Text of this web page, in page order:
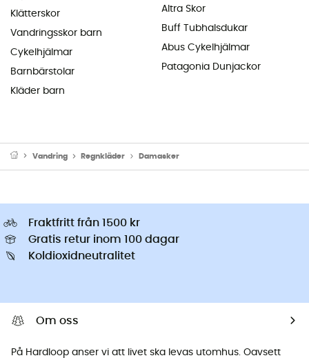
Klätterskor
Vandringsskor barn
Cykelhjälmar
Barnbärstolar
Kläder barn
Altra Skor
Buff Tubhalsdukar
Abus Cykelhjälmar
Patagonia Dunjackor
Vandring Regnkläder Damasker
Fraktfritt från 1500 kr
Gratis retur inom 100 dagar
Koldioxidneutralitet
Om oss
På Hardloop anser vi att livet ska levas utomhus. Oavsett